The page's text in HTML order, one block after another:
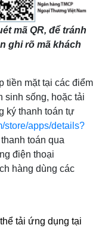
mã QR, để tránh
ghi rõ mã khách
tiền mặt tại các điểm
sinh sống, hoặc tải
ký thanh toán tự
store/apps/details?
toán qua
điện thoại
hàng dùng các
tải ứng dụng tại